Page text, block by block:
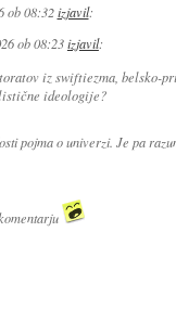
ob 08:32 izjavil:
ob 08:23izjavil:
iz swiftiezma, belsko-
ideologije?
pojma o univerzi. Je pa